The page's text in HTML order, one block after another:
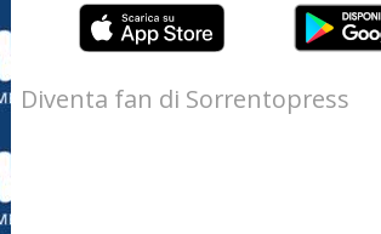
Diventa fan di Sorrentopress